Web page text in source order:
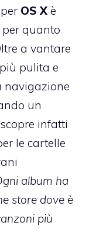
OS X è
quanto
a vantare
pulita e
navigazione
un
infatti
le cartelle
album ha
store dove è
più